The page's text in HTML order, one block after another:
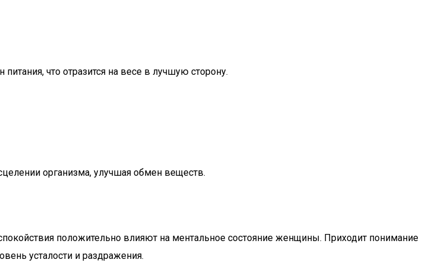
что отразится на весе в лучшую сторону.
организма, улучшая обмен веществ.
положительно влияют на ментальное состояние женщины. Приходит понимание
усталости и раздражения.